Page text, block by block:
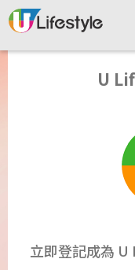
U
立即登記成為